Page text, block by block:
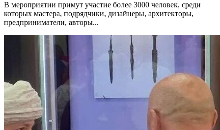
В мероприятии примут участие более 3000 человек, среди
которых мастера, подрядчики, дизайнеры, архитекторы,
предприниматели, авторы...